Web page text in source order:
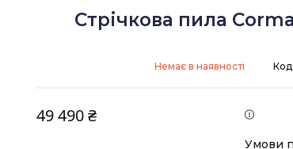
Стрічкова пила
Немає в наявності Код:
49 490 ₴